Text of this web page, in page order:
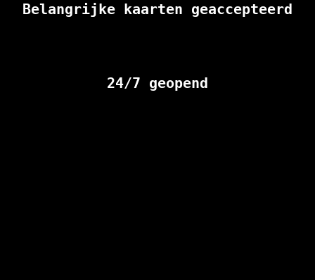
Belangrijke kaarten geaccepteerd
24/7 geopend